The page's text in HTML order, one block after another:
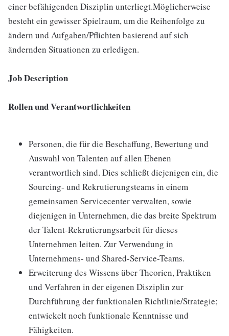
einer befähigenden Disziplin unterliegt.Möglicherweise
besteht ein gewisser Spielraum, um die Reihenfolge zu
ändern und Aufgaben/Pflichten basierend auf sich
ändernden Situationen zu erledigen.
Job Description
Rollen und Verantwortlichkeiten
Personen, die für die Beschaffung, Bewertung und
Auswahl von Talenten auf allen Ebenen
verantwortlich sind. Dies schließt diejenigen ein, die
Sourcing- und Rekrutierungsteams in einem
gemeinsamen Servicecenter verwalten, sowie
diejenigen in Unternehmen, die das breite Spektrum
der Talent-Rekrutierungsarbeit für dieses
Unternehmen leiten. Zur Verwendung in
Unternehmens- und Shared-Service-Teams.
Erweiterung des Wissens über Theorien, Praktiken
und Verfahren in der eigenen Disziplin zur
Durchführung der funktionalen Richtlinie/Strategie;
entwickelt noch funktionale Kenntnisse und
Fähigkeiten.